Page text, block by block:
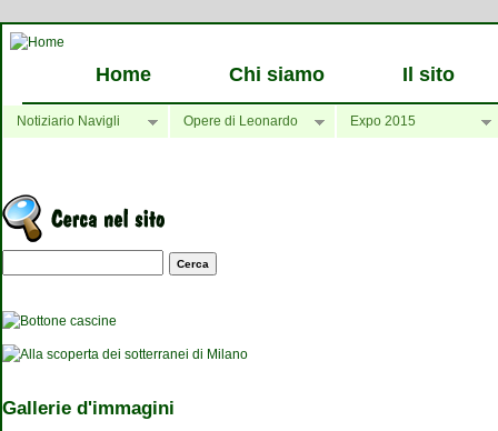
Home Chi siamo Il sito
Notiziario Navigli Opere di Leonardo Expo 2015
Maschera di ricerca
Gallerie d'immagini